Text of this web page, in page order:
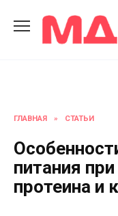
содержанию
ГЛАВНАЯ » СТАТЬИ
питания
протеина и